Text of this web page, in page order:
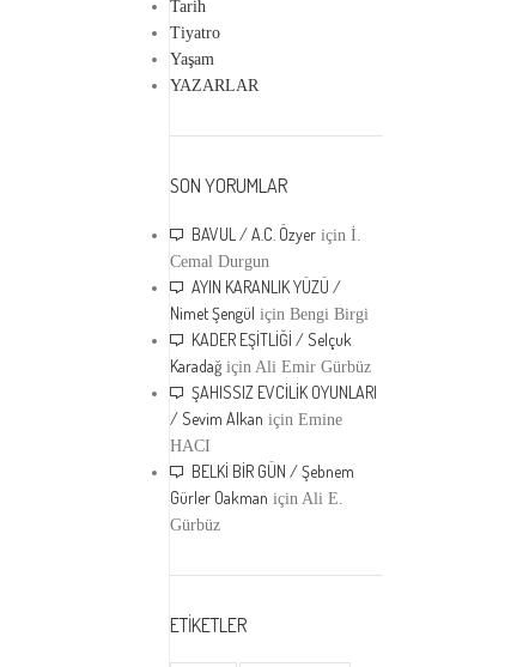
Tarih
Tiyatro
Yaşam
YAZARLAR
SON YORUMLAR
BAVUL / A.C. Özyer içinİ.
Cemal Durgun
AYIN KARANLIK YÜZÜ /
Nimet Şengül içinBengi Birgi
KADER EŞİTLİĞİ / Selçuk
Karadağ içinAli Emir Gürbüz
ŞAHISSIZ EVCİLİK OYUNLARI
/ Sevim Alkan içinEmine
HACI
BELKİ BİR GÜN / Şebnem
Gürler Oakman içinAli E.
Gürbüz
ETİKETLER